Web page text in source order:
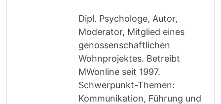
Dipl. Psychologe, Autor,
Moderator, Mitglied eines
genossenschaftlichen
Wohnprojektes. Betreibt
MWonline seit 1997.
Schwerpunkt-Themen:
Kommunikation, Führung und